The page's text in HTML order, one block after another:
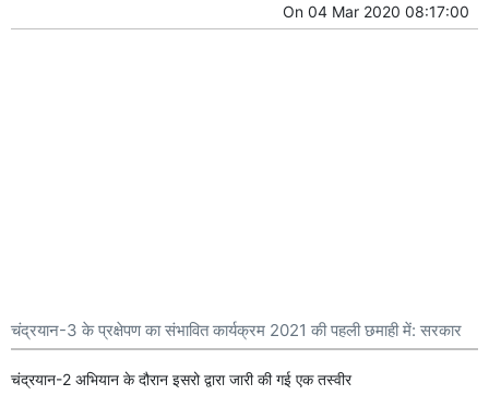
On 04 Mar 2020 08:17:00
चंद्रयान-3 के प्रक्षेपण का संभावित कार्यक्रम 2021 की पहली छमाही में: सरकार
चंद्रयान-2 अभियान के दौरान इसरो द्वारा जारी की गई एक तस्वीर